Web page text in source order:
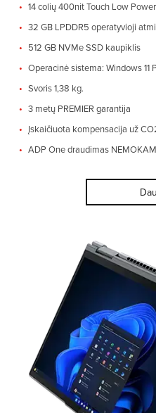
14 colių 400nit Touch Low
32 GB LPDDR5 operatyvioji
512 GB NVMe SSD kaupiklis
Operacinė sistema: Windows 11
Svoris 1,38 kg.
3 metų PREMIER garantija
Įskaičiuota kompensacija už
ADP One draudimas